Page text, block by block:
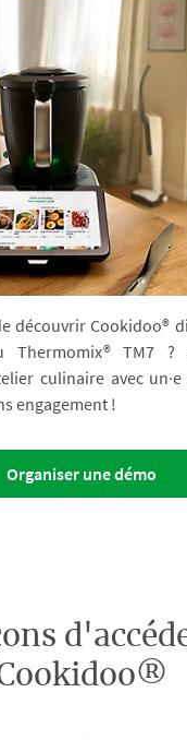
découvrir Cookidoo®
TM7 ?
culinaire avec un·e
engagement !
Organiser une démo